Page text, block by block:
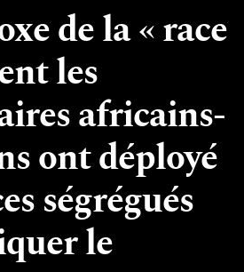
de la « race
les
africains-
ont déployé
ségrégués
le